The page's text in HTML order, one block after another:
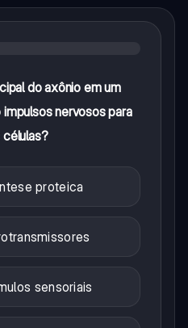
do axônio em um
nervosos para
células?
proteica
sensoriais